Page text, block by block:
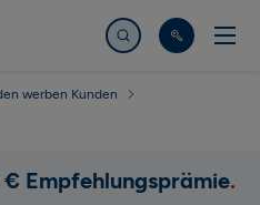
Jetzt suchen
werben Kunden
Empfehlungsprämie